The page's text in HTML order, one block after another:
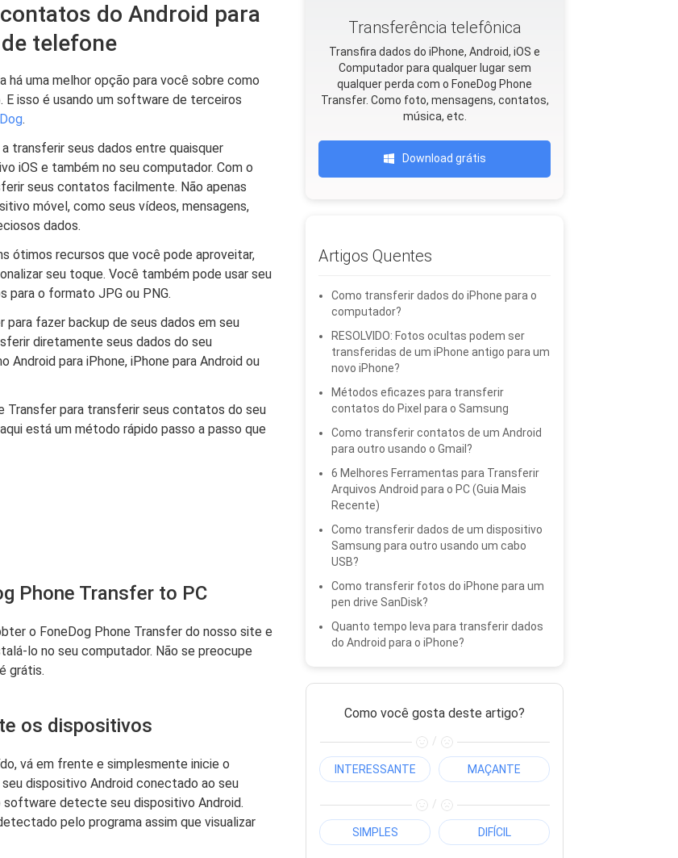
do Android para
telefone
uma melhor opção para você sobre como
isso é usando um software de terceiros
.
transferir seus dados entre quaisquer
iOS e também no seu computador. Com o
seus contatos facilmente. Não apenas
móvel, como seus vídeos, mensagens,
dados.
ótimos recursos que você pode aproveitar,
seu toque. Você também pode usar seu
para o formato JPG ou PNG.
fazer backup de seus dados em seu
diretamente seus dados do seu
para iPhone, iPhone para Android ou
Transfer para transferir seus contatos do seu
está um método rápido passo a passo que
Phone Transfer to PC
o FoneDog Phone Transfer do nosso site e
lo no seu computador. Não se preocupe
grátis.
os dispositivos
vá em frente e simplesmente inicie o
dispositivo Android conectado ao seu
software detecte seu dispositivo Android.
pelo programa assim que visualizar
Transferência telefônica
Transfira dados do iPhone, Android, iOS e
Computador para qualquer lugar sem
qualquer perda com o FoneDog Phone
Transfer. Como foto, mensagens, contatos,
música, etc.
Download grátis
Artigos Quentes
Como transferir dados do iPhone para o
computador?
RESOLVIDO: Fotos ocultas podem ser
transferidas de um iPhone antigo para um
novo iPhone?
Métodos eficazes para transferir
contatos do Pixel para o Samsung
Como transferir contatos de um Android
para outro usando o Gmail?
6 Melhores Ferramentas para Transferir
Arquivos Android para o PC (Guia Mais
Recente)
Como transferir dados de um dispositivo
Samsung para outro usando um cabo
USB?
Como transferir fotos do iPhone para um
pen drive SanDisk?
Quanto tempo leva para transferir dados
do Android para o iPhone?
Como você gosta deste artigo?
/
INTERESSANTE MAÇANTE
/
SIMPLES DIFÍCIL